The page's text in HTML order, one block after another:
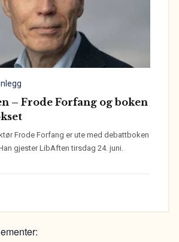
– Frode Forfang og boken
Frode Forfang er ute med debattboken
gjester LibAften tirsdag 24. juni.